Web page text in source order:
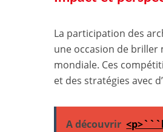
La participation des
une occasion de briller
mondiale. Ces
et des stratégies avec
A découvrir